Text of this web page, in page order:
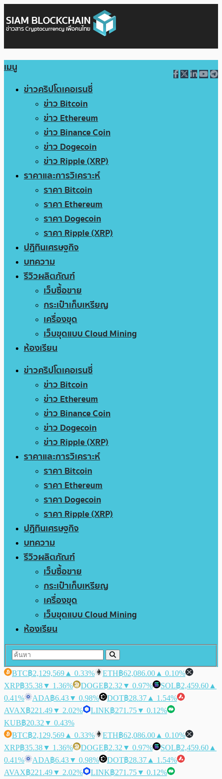
เมนู
ข่าวคริปโตเคอเรนซี่
ข่าว Bitcoin
ข่าว Ethereum
ข่าว Binance Coin
ข่าว Dogecoin
ข่าว Ripple (XRP)
ราคาและการวิเคราะห์
ราคา Bitcoin
ราคา Ethereum
ราคา Dogecoin
ราคา Ripple (XRP)
ปฏิทินเศรษฐกิจ
บทความ
รีวิวผลิตภัณฑ์
เว็บซื้อขาย
กระเป๋าเก็บเหรียญ
เครื่องขุด
เว็บขุดแบบ Cloud Mining
ห้องเรียน
ข่าวคริปโตเคอเรนซี่
ข่าว Bitcoin
ข่าว Ethereum
ข่าว Binance Coin
ข่าว Dogecoin
ข่าว Ripple (XRP)
ราคาและการวิเคราะห์
ราคา Bitcoin
ราคา Ethereum
ราคา Dogecoin
ราคา Ripple (XRP)
ปฏิทินเศรษฐกิจ
บทความ
รีวิวผลิตภัณฑ์
เว็บซื้อขาย
กระเป๋าเก็บเหรียญ
เครื่องขุด
เว็บขุดแบบ Cloud Mining
ห้องเรียน
BTC฿2,129,569 ▲ 0.33% ETH฿62,086.00 ▲ 0.10%
XRP฿35.38▼ 1.36% DOGE฿2.32 ▼ 0.97% SOL฿2,459.60 ▲
0.41%
ADA฿6.43▼ 0.98% DOT฿28.37 ▲ 1.54%
AVAX฿221.49▼ 2.02% LINK฿271.75▼ 0.12%
KUB฿20.32 ▼ 0.43%
BTC฿2,129,569 ▲ 0.33% ETH฿62,086.00 ▲ 0.10%
XRP฿35.38▼ 1.36% DOGE฿2.32 ▼ 0.97% SOL฿2,459.60 ▲
0.41%
ADA฿6.43▼ 0.98% DOT฿28.37 ▲ 1.54%
AVAX฿221.49▼ 2.02% LINK฿271.75▼ 0.12%